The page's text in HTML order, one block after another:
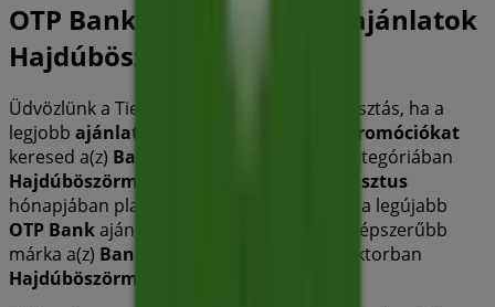
OTP Bank katalógusok és ajánlatok
Hajdúböszörmény
Üdvözlünk a Tiendeo-nál! Ez a legjobb választás, ha a
legjobb ajánlatokat
promóciókat
keresed a(z) Bankok és szolgáltatások
kategóriában
Hajdúböszörmény
2026 augusztus
hónapjában platformunkon felfedezheted a legújabb
OTP Bankajánlatokat, amely az egyik legnépszerűbb
márka a(z) Bankok és szolgáltatások
szektorban
Hajdúböszörmény